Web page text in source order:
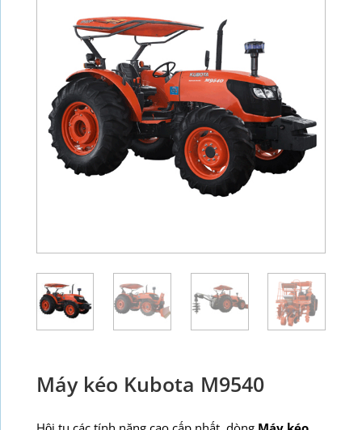
Máy kéo Kubota M9540